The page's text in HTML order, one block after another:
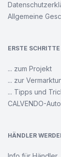
ONLYNUDE.ART
–
Farben
Wikinger
Nordische
Fantasiemotive
seine
Allgemeine
ERSTE SCHRITTE
... zum Projekt
... zur
... Tipps und
CALVENDO-
HÄNDLER